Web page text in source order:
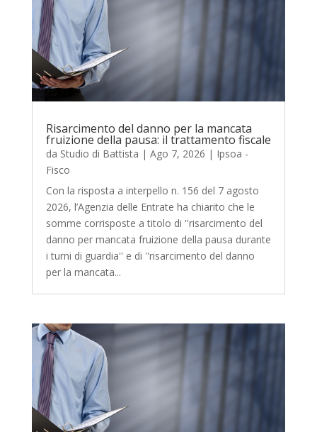
Risarcimento del danno per la mancata
fruizione della pausa: il trattamento fiscale
da Studio di Battista | Ago 7, 2026 | Ipsoa -
Fisco
Con la risposta a interpello n. 156 del 7 agosto
2026, l’Agenzia delle Entrate ha chiarito che le
somme corrisposte a titolo di ''risarcimento del
danno per mancata fruizione della pausa durante
i turni di guardia'' e di ''risarcimento del danno
per la mancata...